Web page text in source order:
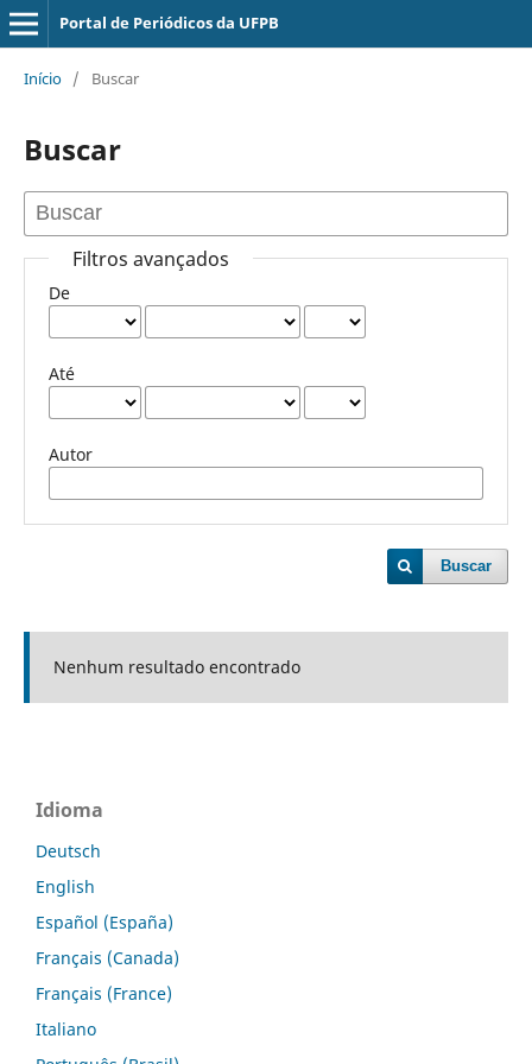
Portal de Periódicos da UFPB
Início / Buscar
Buscar
Filtros avançados
De
Até
Autor
Buscar
Nenhum resultado encontrado
Idioma
Deutsch
English
Español (España)
Français (Canada)
Français (France)
Italiano